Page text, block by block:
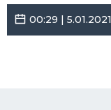
00:29 | 5.01.2021